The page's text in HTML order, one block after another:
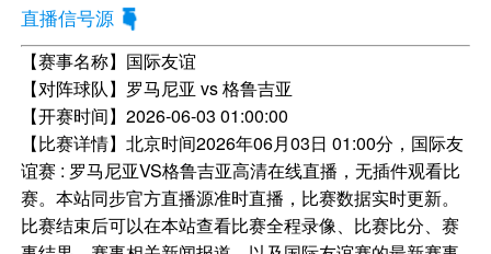
直播信号源
【赛事名称】 国际友谊
【对阵球队】 罗马尼亚 vs 格鲁吉亚
【开赛时间】2026-06-03 01:00:00
【比赛详情】北京时间2026年06月03日 01:00分，国际友
谊赛 : 罗马尼亚VS格鲁吉亚高清在线直播，无插件观看比
赛。本站同步官方直播源准时直播，比赛数据实时更新。
比赛结束后可以在本站查看比赛全程录像、比赛比分、赛